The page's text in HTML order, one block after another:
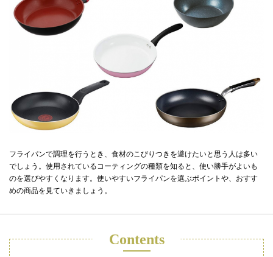
フライパンで調理を行うとき、食材のこびりつきを避けたいと思う人は多い
でしょう。使用されているコーティングの種類を知ると、使い勝手がよいも
のを選びやすくなります。使いやすいフライパンを選ぶポイントや、おすす
めの商品を見ていきましょう。
Contents